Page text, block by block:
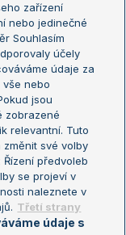
zařízení
nebo jedinečné
Souhlasím
účely
údaje za
vše nebo
jsou
zobrazené
relevantní. Tuto
své volby
předvoleb
se projeví v
naleznete v
Třetí strany
údaje s